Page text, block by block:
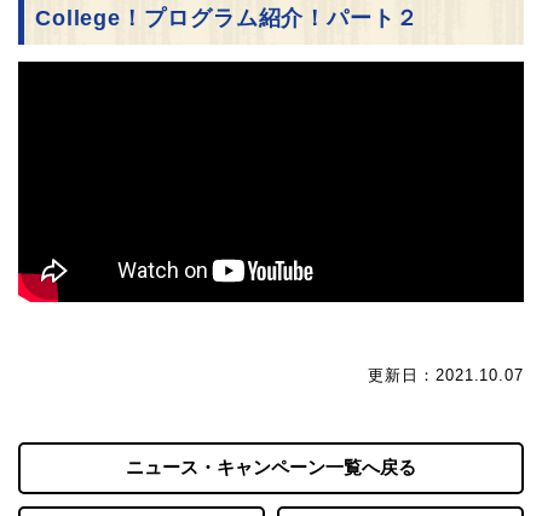
College！プログラム紹介！パート２
更新日：2021.10.07
ニュース・キャンペーン一覧へ戻る